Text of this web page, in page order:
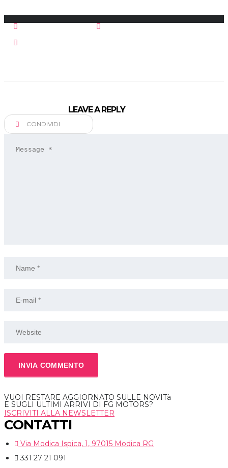
CONDIVIDI
LEAVE A REPLY
VUOI RESTARE AGGIORNATO SULLE NOVITà
E SUGLI ULTIMI ARRIVI DI FG MOTORS?
ISCRIVITI ALLA NEWSLETTER
CONTATTI
Via Modica Ispica, 1, 97015 Modica RG
331 27 21 091